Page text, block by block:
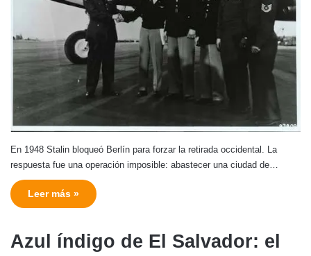
En 1948 Stalin bloqueó Berlín para forzar la retirada occidental. La
respuesta fue una operación imposible: abastecer una ciudad de…
Leer más »
Azul índigo de El Salvador: el